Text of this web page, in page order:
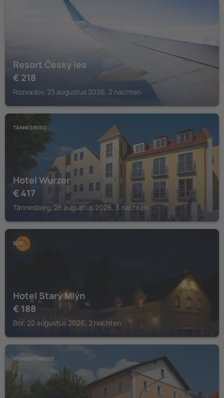
Resort Český les
€ 218
Rozvadov, 23 augustus 2026, 2 nachten
TÄNNESBERG
Hotel Wurzer
€ 417
Tännesberg, 28 augustus 2026, 3 nachten
BOR
Hotel Starý Mlýn
€ 188
Bor, 22 augustus 2026, 2 nachten
VOHENSTRAUSS